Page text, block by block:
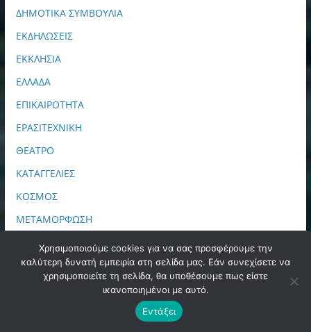
ΔΗΜΟΤΙΚΑ ΣΥΜΒΟΥΛΙΑ
ΕΚΔΗΛΩΣΕΙΣ
ΕΚΚΛΗΣΙΑ
ΕΛΛΑΔΑ
ΕΠΙΚΑΙΡΟΤΗΤΑ
ΕΡΑΣΙΤΕΧΝΙΚΗ
ΘΕΑΤΡΟ
ΚΑΤΑΓΓΕΛΙΕΣ
ΚΟΣΜΟΣ
ΜΕΤΑΜΟΡΦΩΣΗ
ΜΠΑΣΚΕΤ
ΝΕΑ ΑΕΚ
Χρησιμοποιούμε cookies για να σας προσφέρουμε την
καλύτερη δυνατή εμπειρία στη σελίδα μας. Εάν συνεχίσετε να
χρησιμοποιείτε τη σελίδα, θα υποθέσουμε πως είστε
ικανοποιημένοι με αυτό.
Εντάξει